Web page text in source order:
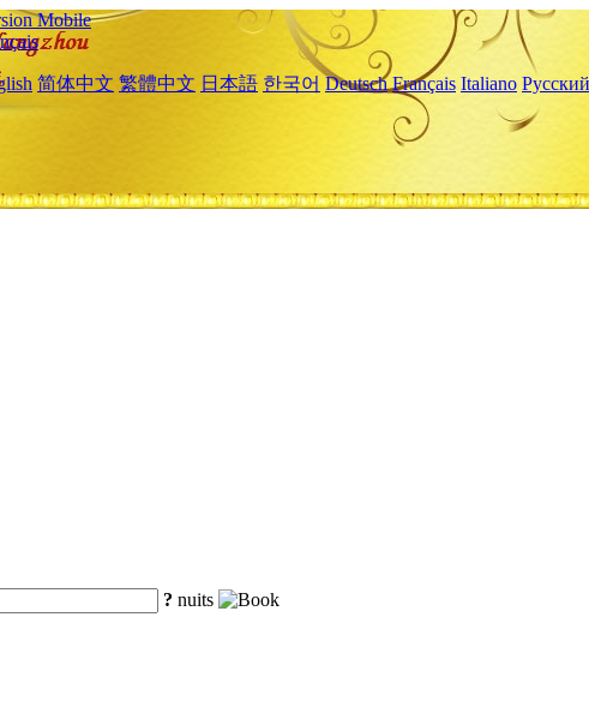
Mobile
简体中文 繁體中文 日本語 한국어 Deutsch Français Italiano Русский
? nuits